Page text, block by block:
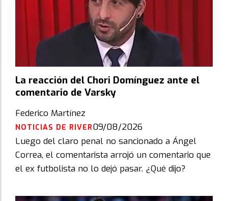
La reacción del Chori Domínguez ante el
comentario de Varsky
Federico Martínez
NOTICIAS DE RIVER09/08/2026
Luego del claro penal no sancionado a Ángel
Correa, el comentarista arrojó un comentario que
el ex futbolista no lo dejó pasar. ¿Qué dijo?